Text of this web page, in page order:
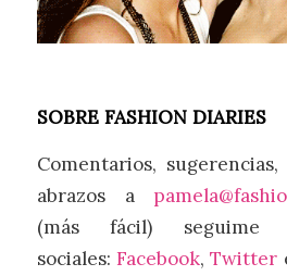
SOBRE FASHION DIARIES
Comentarios,
abrazos a
(más fácil)
sociales: Facebook,Twitter